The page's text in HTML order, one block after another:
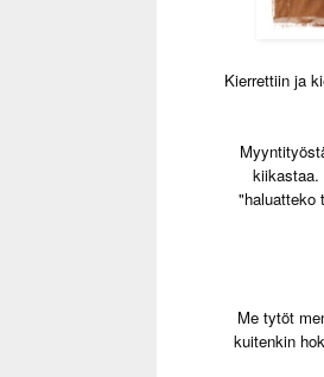
Kierrettiin ja
kiikastaa.
"haluatteko
Me tytöt
kuitenkin